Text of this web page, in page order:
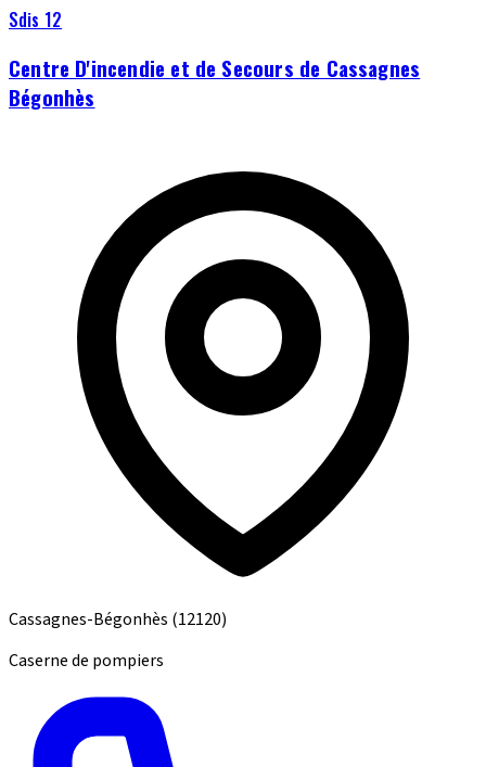
Sdis 12
Centre D'incendie et de Secours de Cassagnes
Bégonhès
Cassagnes-Bégonhès (12120)
Caserne de pompiers